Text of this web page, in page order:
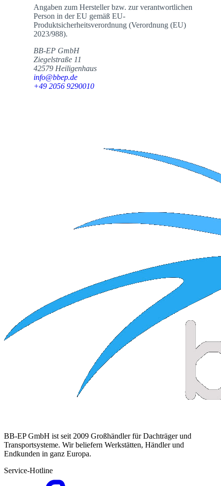
Angaben zum Hersteller bzw. zur verantwortlichen
Person in der EU gemäß EU-
Produktsicherheitsverordnung (Verordnung (EU)
2023/988).
BB-EP GmbH
Ziegelstraße 11
42579 Heiligenhaus
info@bbep.de
+49 2056 9290010
BB-EP GmbH ist seit 2009 Großhändler für Dachträger und
Transportsysteme. Wir beliefern Werkstätten, Händler und
Endkunden in ganz Europa.
Service-Hotline